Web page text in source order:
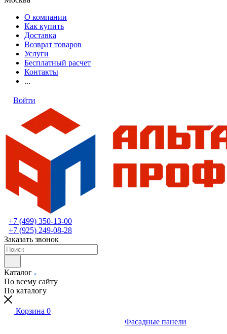
О компании
Как купить
Доставка
Возврат товаров
Услуги
Бесплатный расчет
Контакты
...
Войти
+7 (499) 350-13-00
+7 (925) 249-08-28
Заказать звонок
Каталог
По всему сайту
По каталогу
Корзина 0
Фасадные панели